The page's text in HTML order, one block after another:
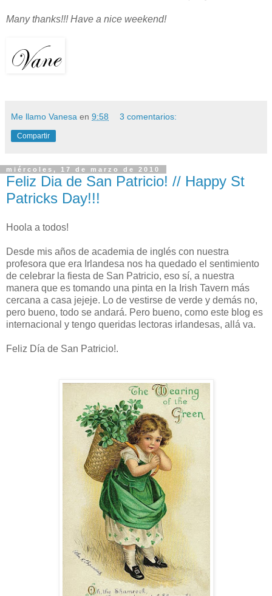
Many thanks!!! Have a nice weekend!
Me llamo Vanesa en 9:58 3 comentarios:
Compartir
miércoles, 17 de marzo de 2010
Feliz Dia de San Patricio! // Happy St
Patricks Day!!!
Hoola a todos!
Desde mis años de academia de inglés con nuestra
profesora que era Irlandesa nos ha quedado el sentimiento
de celebrar la fiesta de San Patricio, eso sí, a nuestra
manera que es tomando una pinta en la Irish Tavern más
cercana a casa jejeje. Lo de vestirse de verde y demás no,
pero bueno, todo se andará. Pero bueno, como este blog es
internacional y tengo queridas lectoras irlandesas, allá va.
Feliz Día de San Patricio!.